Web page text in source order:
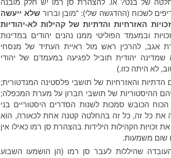
של בנט? או. להצהרת סן רמו יש חלק מובנה
לשכוח (ההדגשה שלי): “מובן וברורשלא ייעשה
האזרחיות והדתיות של קהילות לא-יהודיות
ובמעמד הפוליטי ממנו נהנים יהודים במדינות
אגב, להרכין ראש מול ראיית העתיד של מנסחי
יהודית תוביל לפגיעה במעמדם של יהודי
לא היתה כזו.)
הדתיות והאזרחיות של תושבי פלסטינה המנדטורית;
ההיסטוריות של תושבי חברון על מערת המכפלה;
הכובש סמכות לשנות הסדרים היסטוריים בני
את כל זה, כל זה בהחלטה קטנה אחת לכאורה, הוא
הקהילות הילידות בהצהרת סן רמו כאילו אין
שום משמעות.
שהיללות לעבר סן רמו (הן הושמעו השבוע